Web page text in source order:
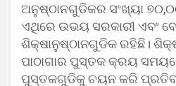
ଅନୁଷ୍ଠାନଗୁଡିକର ସଂଖ୍ୟା
ଏଥିରେ ଉଭୟ ସରକାରୀ ଏବଂ
ଶିକ୍ଷାନୁଷ୍ଠାନଗୁଡିକ ରହିଛି।
ପାଠାଗାର ପୁସ୍ତକ କ୍ରୟ
ପୁସ୍ତକଗୁଡିକୁ ଚୟନ କରି